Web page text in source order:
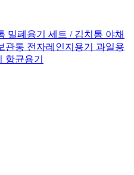
밀폐용기 세트 / 김치통 야채
관통 전자레인지용기 과일용
항균용기